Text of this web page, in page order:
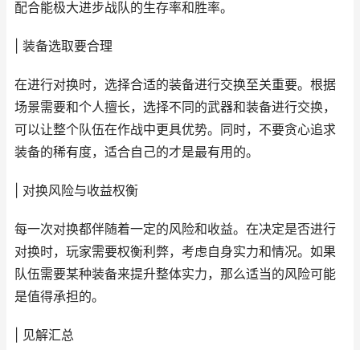
配合能极大进步战队的生存率和胜率。
| 装备选取要合理
在进行对换时，选择合适的装备进行交换至关重要。根据
场景需要和个人擅长，选择不同的武器和装备进行交换，
可以让整个队伍在作战中更具优势。同时，不要贪心追求
装备的稀有度，适合自己的才是最有用的。
| 对换风险与收益权衡
每一次对换都伴随着一定的风险和收益。在决定是否进行
对换时，玩家需要权衡利弊，考虑自身实力和情况。如果
队伍需要某种装备来提升整体实力，那么适当的风险可能
是值得承担的。
| 见解汇总